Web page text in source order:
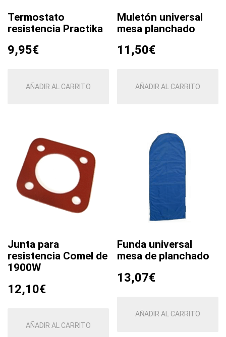
Termostato
resistencia Practika
9,95€
AÑADIR AL CARRITO
Muletón universal
mesa planchado
11,50€
AÑADIR AL CARRITO
Junta para
resistencia Comel de
1900W
12,10€
AÑADIR AL CARRITO
Funda universal
mesa de planchado
13,07€
AÑADIR AL CARRITO